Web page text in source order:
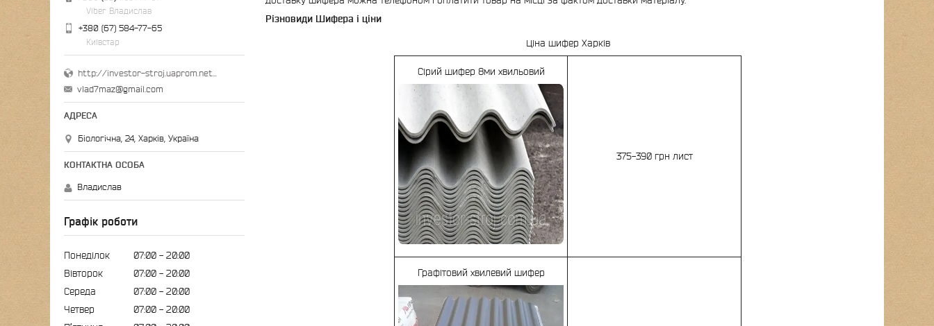
Різновиди Шифера і ціни
Ціна шифер Харків
Сірий шифер 8ми хвильовий
375-390 грн лист
Графітовий хвилевий шифер
Viber Владислав
+380 (67) 584-77-65
Київстар
vlad7maz@gmail.com
Біологічна, 24, Харків, Україна
Владислав
Графік роботи
Понеділок 07:00
20:00
Вівторок
07:00
20:00
Середа
07:00
20:00
Четвер
07:00
20:00